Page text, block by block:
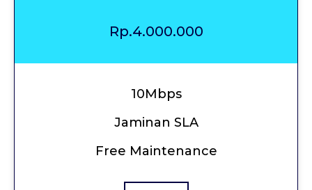
Rp.4.000.000
10Mbps
Jaminan SLA
Free Maintenance